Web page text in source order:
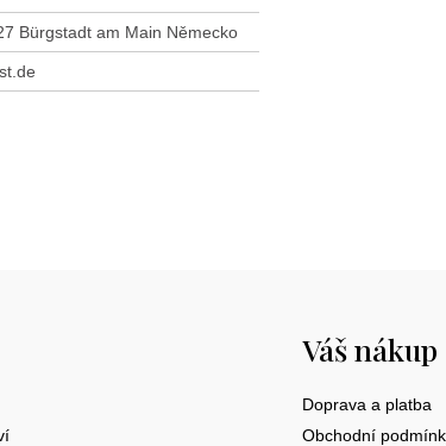
Bürgstadt am Main Německo
Váš nákup
Doprava a platba
Obchodní